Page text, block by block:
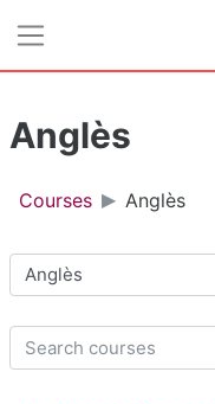
Anglès
Courses Anglès
Course categories
Search courses